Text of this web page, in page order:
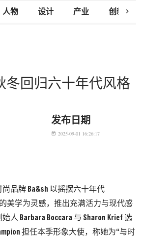
人物 设计 产业 创新研究
chevron_right
冬回归六十年代风格
发布日期
today 2025-09-01 16:26:17
品牌 Ba&sh 以摇摆六十年代
的美学为灵感，推出充满活力与现代感
人 Barbara Boccara 与 Sharon Krief 选
担任本季形象大使，称她为“与时